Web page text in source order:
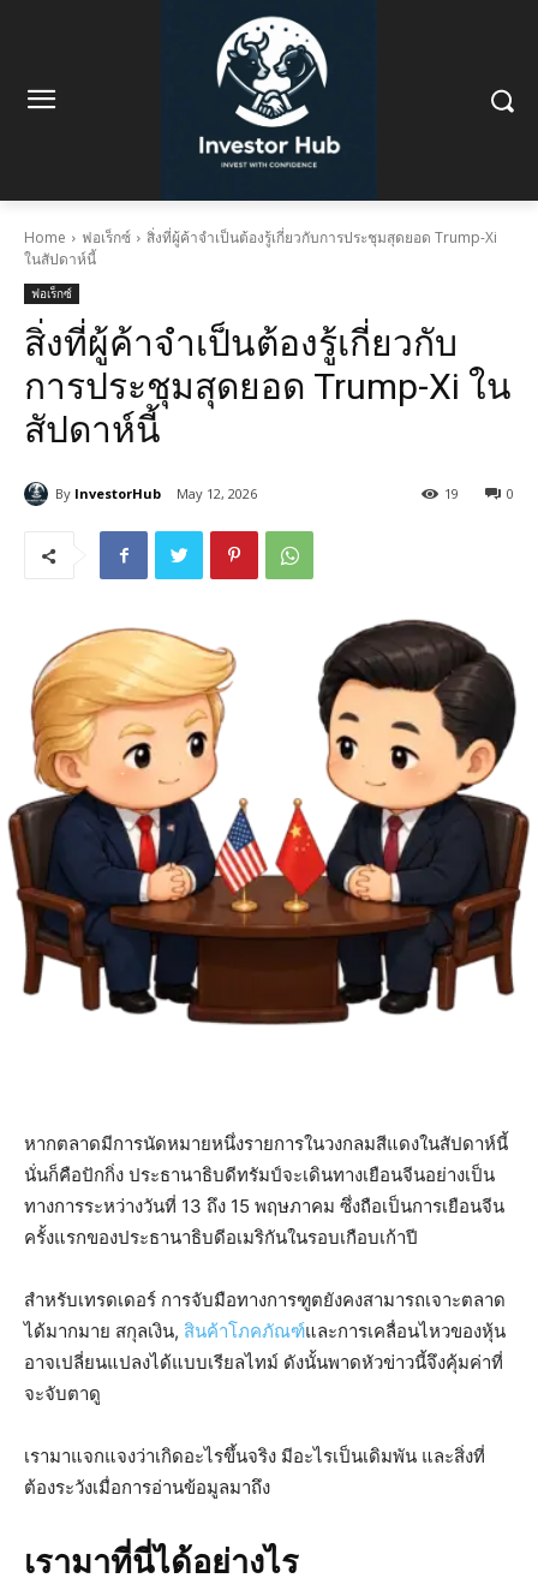
Home ฟอเร็กซ์
สิ่งที่ผู้ค้าจำเป็นต้องรู้เกี่ยวกับการประชุมสุดยอด Trump-Xi
ในสัปดาห์นี้
ฟอเร็กซ์
สิ่งที่ผู้ค้าจำเป็นต้องรู้เกี่ยวกับ
การประชุมสุดยอด Trump-Xi ใน
สัปดาห์นี้
By InvestorHub May 12, 2026 0
19
หากตลาดมีการนัดหมายหนึ่งรายการในวงกลมสีแดงในสัปดาห์นี้
นั่นก็คือปักกิ่ง ประธานาธิบดีทรัมป์จะเดินทางเยือนจีนอย่างเป็น
ทางการระหว่างวันที่ 13 ถึง 15 พฤษภาคม ซึ่งถือเป็นการเยือนจีน
ครั้งแรกของประธานาธิบดีอเมริกันในรอบเกือบเก้าปี
สำหรับเทรดเดอร์ การจับมือทางการฑูตยังคงสามารถเจาะตลาด
ได้มากมาย สกุลเงิน, สินค้าโภคภัณฑ์และการเคลื่อนไหวของหุ้น
อาจเปลี่ยนแปลงได้แบบเรียลไทม์ ดังนั้นพาดหัวข่าวนี้จึงคุ้มค่าที่
จะจับตาดู
เรามาแจกแจงว่าเกิดอะไรขึ้นจริง มีอะไรเป็นเดิมพัน และสิ่งที่
ต้องระวังเมื่อการอ่านข้อมูลมาถึง
เรามาที่นี่ได้อย่างไร